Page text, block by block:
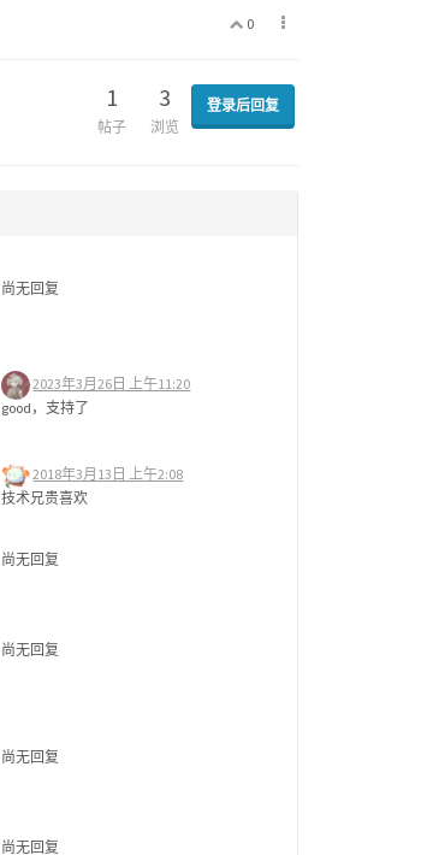
0
1
帖子
3
浏览
登录后回复
尚无回复
2023年3月26日 上午11:20
good，支持了
2018年3月13日 上午2:08
技术兄贵喜欢
尚无回复
尚无回复
尚无回复
尚无回复